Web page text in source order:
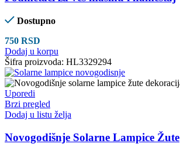
Dostupno
750 RSD
Dodaj u korpu
Šifra proizvoda: HL3329294
Uporedi
Brzi pregled
Dodaj u listu želja
Novogodišnje Solarne Lampice Žute